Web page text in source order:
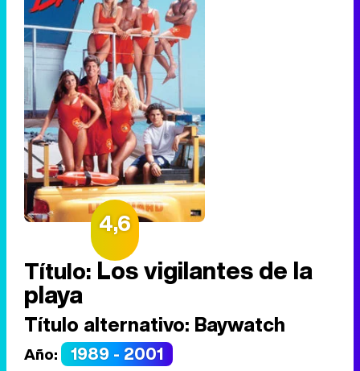
4,6
Título: Los vigilantes de la
playa
Título alternativo: Baywatch
Año: 1989 - 2001